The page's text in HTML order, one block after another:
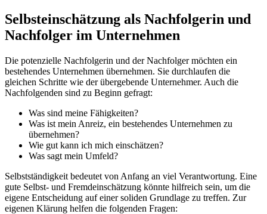
Selbsteinschätzung als Nachfolgerin und
Nachfolger im Unternehmen
Die potenzielle Nachfolgerin und der Nachfolger möchten ein
bestehendes Unternehmen übernehmen. Sie durchlaufen die
gleichen Schritte wie der übergebende Unternehmer. Auch die
Nachfolgenden sind zu Beginn gefragt:
Was sind meine Fähigkeiten?
Was ist mein Anreiz, ein bestehendes Unternehmen zu
übernehmen?
Wie gut kann ich mich einschätzen?
Was sagt mein Umfeld?
Selbstständigkeit bedeutet von Anfang an viel Verantwortung. Eine
gute Selbst- und Fremdeinschätzung könnte hilfreich sein, um die
eigene Entscheidung auf einer soliden Grundlage zu treffen. Zur
eigenen Klärung helfen die folgenden Fragen: